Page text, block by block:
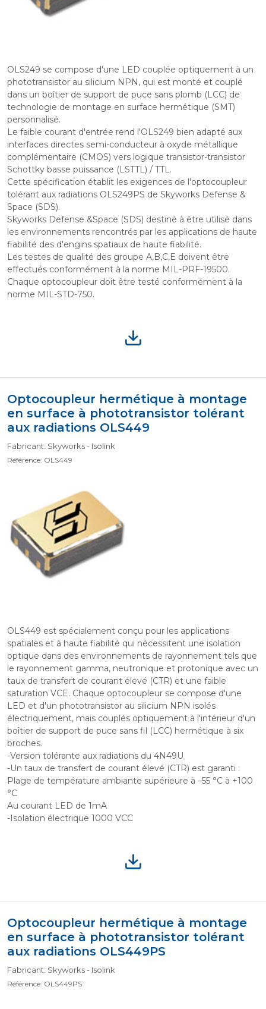
OLS249 se compose d'une LED couplée optiquement à un
phototransistor au silicium NPN, qui est monté et couplé
dans un boîtier de support de puce sans plomb (LCC) de
technologie de montage en surface hermétique (SMT)
personnalisé.
Le faible courant d'entrée rend l'OLS249 bien adapté aux
interfaces directes semi-conducteur à oxyde métallique
complémentaire (CMOS) vers logique transistor-transistor
Schottky basse puissance (LSTTL) / TTL.
Cette spécification établit les exigences de l'optocoupleur
tolérant aux radiations OLS249PS de Skyworks Defense &
Space (SDS).
Skyworks Defense &Space (SDS) destiné à être utilisé dans
les environnements rencontrés par les applications de haute
fiabilité des d'engins spatiaux de haute fiabilité.
Les testes de qualité des groupe A,B,C,E doivent être
effectués conformément à la norme MIL-PRF-19500.
Chaque optocoupleur doit être testé conformément à la
norme MIL-STD-750.
Optocoupleur hermétique à montage
en surface à phototransistor tolérant
aux radiations OLS449
Fabricant: Skyworks - Isolink
Référence: OLS449
OLS449 est spécialement conçu pour les applications
spatiales et à haute fiabilité qui nécessitent une isolation
optique dans des environnements de rayonnement tels que
le rayonnement gamma, neutronique et protonique avec un
taux de transfert de courant élevé (CTR) et une faible
saturation VCE. Chaque optocoupleur se compose d'une
LED et d'un phototransistor au silicium NPN isolés
électriquement, mais couplés optiquement à l'intérieur d'un
boîtier de support de puce sans fil (LCC) hermétique à six
broches.
-Version tolérante aux radiations du 4N49U
-Un taux de transfert de courant élevé (CTR) est garanti :
Plage de température ambiante supérieure à –55 °C à +100
°C
Au courant LED de 1mA
-Isolation électrique 1000 VCC
Optocoupleur hermétique à montage
en surface à phototransistor tolérant
aux radiations OLS449PS
Fabricant: Skyworks - Isolink
Référence: OLS449PS